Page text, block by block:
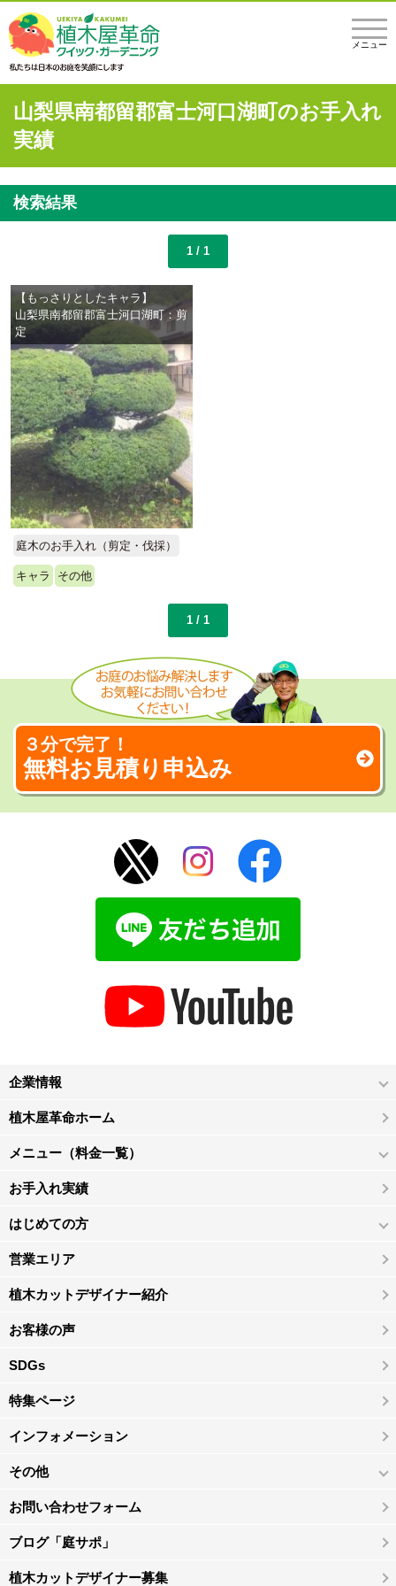
メニュー
山梨県南都留郡富士河口湖町のお手入れ
実績
検索結果
1 / 1
【もっさりとしたキャラ】
山梨県南都留郡富士河口湖町：剪
定
庭木のお手入れ（剪定・伐採）
キャラ その他
1 / 1
３分で完了！
無料お見積り申込み
企業情報
植木屋革命ホーム
メニュー（料金一覧）
お手入れ実績
はじめての方
営業エリア
植木カットデザイナー紹介
お客様の声
SDGs
特集ページ
インフォメーション
その他
お問い合わせフォーム
ブログ「庭サポ」
植木カットデザイナー募集